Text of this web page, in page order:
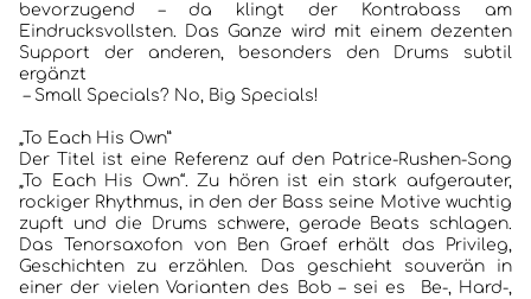
bevorzugend – da klingt der Kontrabass am
Eindrucksvollsten. Das Ganze wird mit einem dezenten
Support der anderen, besonders den Drums subtil
ergänzt
– Small Specials? No, Big Specials!
„To Each His Own”
Der Titel ist eine Referenz auf den Patrice-Rushen-Song
„To Each His Own“. Zu hören ist ein stark aufgerauter,
rockiger Rhythmus, in den der Bass seine Motive wuchtig
zupft und die Drums schwere, gerade Beats schlagen.
Das Tenorsaxofon von Ben Graef erhält das Privileg,
Geschichten zu erzählen. Das geschieht souverän in
einer der vielen Varianten des Bob – sei es Be-, Hard-,